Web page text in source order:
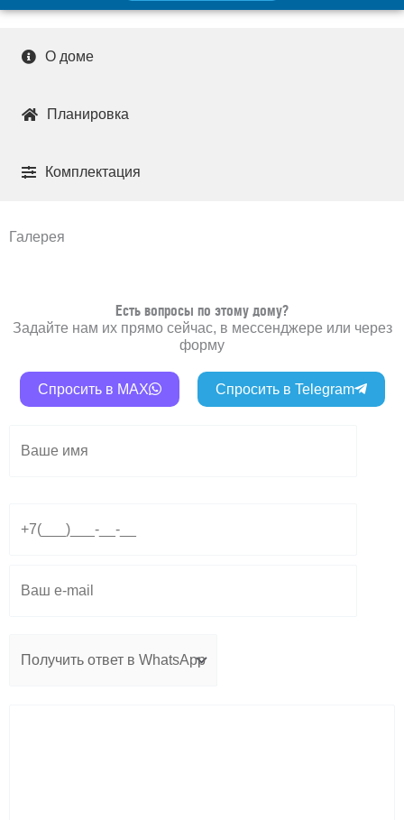
О доме
Планировка
Комплектация
Галерея
Есть вопросы по этому дому?
Задайте нам их прямо сейчас, в мессенджере или через
форму
Спросить в MAX Спросить в Telegram